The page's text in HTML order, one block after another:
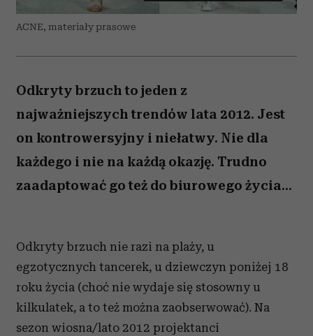
ACNE, materiały prasowe
Odkryty brzuch to jeden z
najważniejszych trendów lata 2012. Jest
on kontrowersyjny i niełatwy. Nie dla
każdego i nie na każdą okazję. Trudno
zaadaptować go też do biurowego życia...
Odkryty brzuch nie razi na plaży, u
egzotycznych tancerek, u dziewczyn poniżej 18
roku życia (choć nie wydaje się stosowny u
kilkulatek, a to też można zaobserwować). Na
sezon wiosna/lato 2012 projektanci